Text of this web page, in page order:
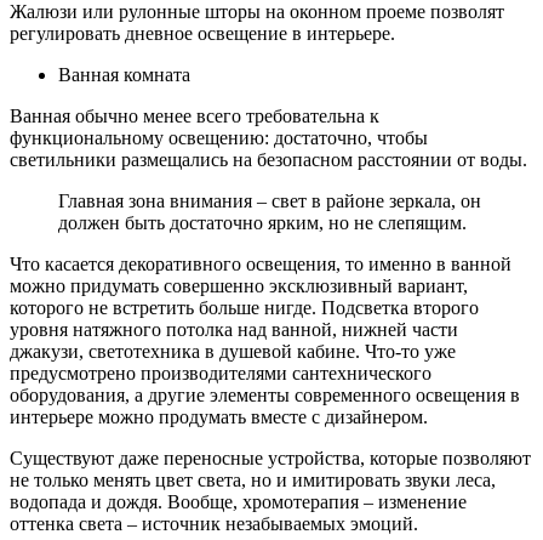
Жалюзи или рулонные шторы на оконном проеме позволят
регулировать дневное освещение в интерьере.
Ванная комната
Ванная обычно менее всего требовательна к
функциональному освещению: достаточно, чтобы
светильники размещались на безопасном расстоянии от воды.
Главная зона внимания – свет в районе зеркала, он
должен быть достаточно ярким, но не слепящим.
Что касается декоративного освещения, то именно в ванной
можно придумать совершенно эксклюзивный вариант,
которого не встретить больше нигде. Подсветка второго
уровня натяжного потолка над ванной, нижней части
джакузи, светотехника в душевой кабине. Что-то уже
предусмотрено производителями сантехнического
оборудования, а другие элементы современного освещения в
интерьере можно продумать вместе с дизайнером.
Существуют даже переносные устройства, которые позволяют
не только менять цвет света, но и имитировать звуки леса,
водопада и дождя. Вообще, хромотерапия – изменение
оттенка света – источник незабываемых эмоций.